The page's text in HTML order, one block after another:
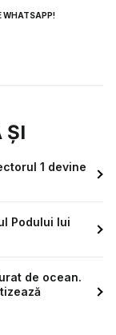
WHATSAPP!
ȘI
1 devine
Podului lui
de ocean.